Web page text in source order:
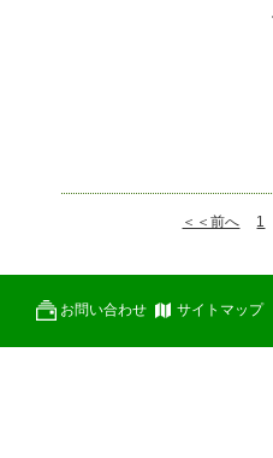
＜＜前へ 1
お問い合わせ サイトマップ